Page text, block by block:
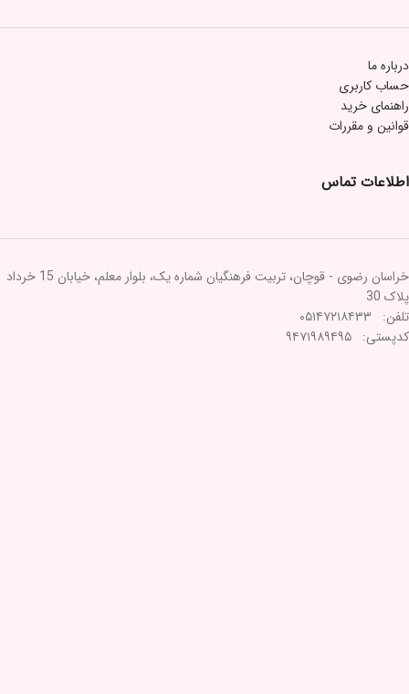
درباره ما
حساب کاربری
راهنمای خرید
قوانین و مقررات
اطلاعات تماس
خراسان رضوی - قوچان، تربیت فرهنگیان شماره یک، بلوار معلم، خیابان 15 خرداد
پلاک 30
تلفن: ۰۵۱۴۷۲۱۸۴۳۳
کدپستی: ۹۴۷۱۹۸۹۴۹۵